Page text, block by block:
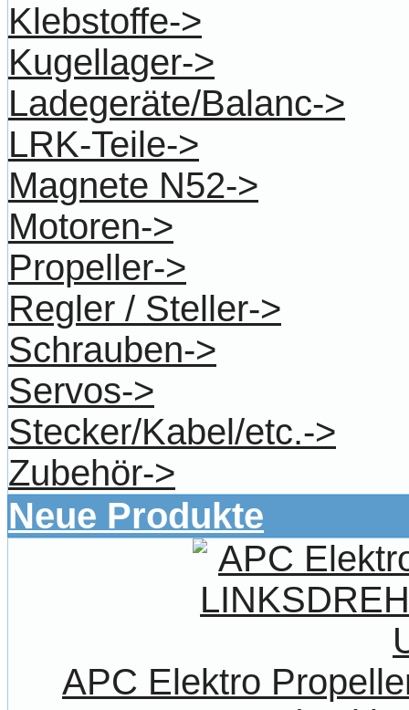
Klebstoffe->
Kugellager->
Ladegeräte/Balanc->
LRK-Teile->
Magnete N52->
Motoren->
Propeller->
Regler / Steller->
Schrauben->
Servos->
Stecker/Kabel/etc.->
Zubehör->
Neue Produkte
APC Elektro